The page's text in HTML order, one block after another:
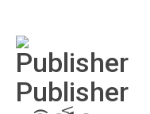
Publisher